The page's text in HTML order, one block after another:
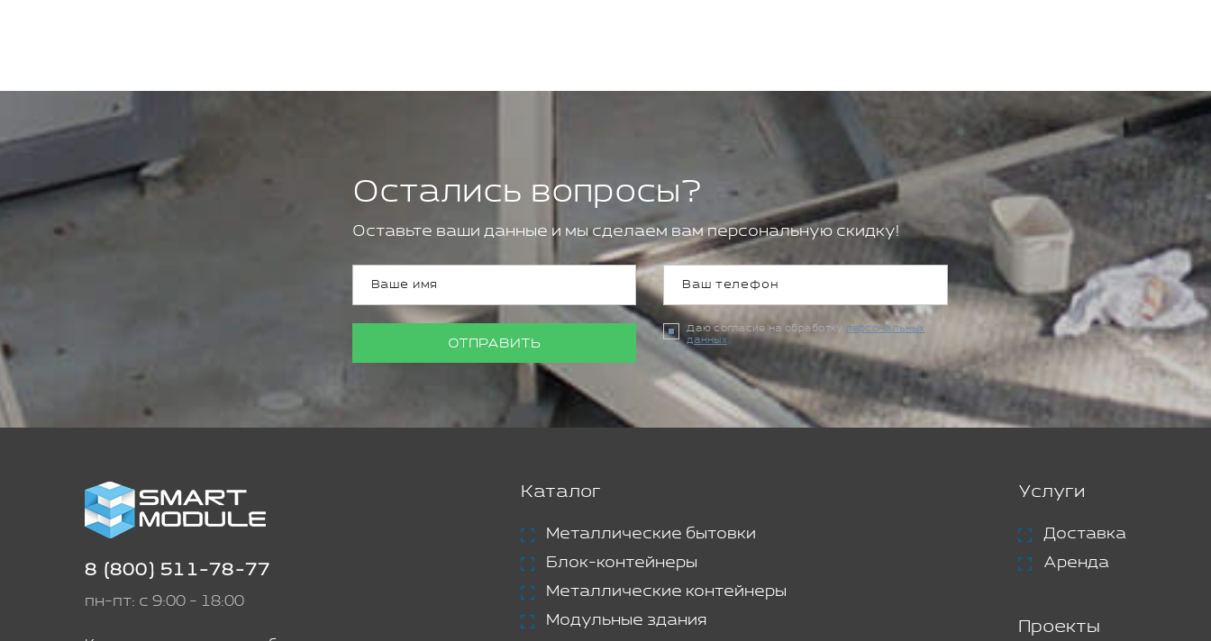
Остались вопросы?
Оставьте ваши данные и мы сделаем вам персональную скидку!
ОТПРАВИТЬ
Даю согласие на обработку персональных
данных
8 (800) 511-78-77
пн-пт: с 9:00 - 18:00
Каталог
Металлические бытовки
Блок-контейнеры
Металлические контейнеры
Модульные здания
Услуги
Доставка
Аренда
Проекты